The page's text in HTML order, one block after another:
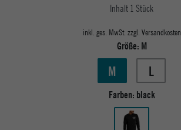
Inhalt 1 Stück
inkl. ges. MwSt. zzgl. Versandkosten
Größe: M
M L
Farben: black